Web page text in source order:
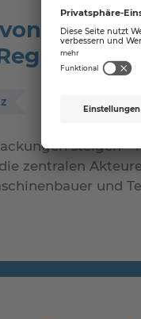
steigen
zentralen
und